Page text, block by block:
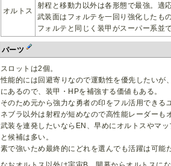
オルトス
射程と移動力以外は各形態で最強。適
武装面はフォルテを一回り強化したも
フォルテと同じく装甲がスーパー系並
パーツ
スロットは2個。
性能的には回避寄りなので運動性を優先したい
にあるので、装甲・HPを補強する価値もある。
そのため元から強力な勇者の印をフル活用できる
ネブラ以外は射程が短めなので高性能レーダーも
武装を連発したいならEN、早めにオルトスやマ
と候補は多い。
素で強いため最終的にどれを選んでも活躍は可能